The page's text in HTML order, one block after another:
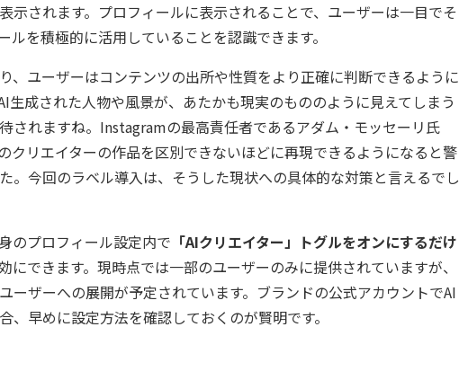
示されます。プロフィールに表示されることで、ユーザーは一目でそ
ルを積極的に活用していることを認識できます。
、ユーザーはコンテンツの出所や性質をより正確に判断できるように
生成された人物や風景が、あたかも現実のもののように見えてしまう
されますね。Instagramの最高責任者であるアダム・モッセーリ氏
クリエイターの作品を区別できないほどに再現できるようになると警
。今回のラベル導入は、そうした現状への具体的な対策と言えるでし
のプロフィール設定内で 「AIクリエイター」トグルをオンにするだけ
にできます。現時点では一部のユーザーのみに提供されていますが、
ーザーへの展開が予定されています。ブランドの公式アカウントでAI
、早めに設定方法を確認しておくのが賢明です。